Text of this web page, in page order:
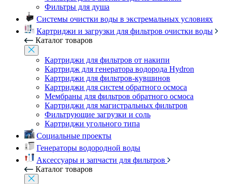
Фильтры для душа
Системы очистки воды в экстремальных условиях
Картриджи и загрузки для фильтров очистки воды
Каталог товаров
Картриджи для фильтров от накипи
Картридж для генератора водорода Hydron
Картриджи для фильтров-кувшинов
Картриджи для систем обратного осмоса
Мембраны для фильтров обратного осмоса
Картриджи для магистральных фильтров
Фильтрующие загрузки и соль
Картриджи угольного типа
Социальные проекты
Генераторы водородной воды
Аксессуары и запчасти для фильтров
Каталог товаров